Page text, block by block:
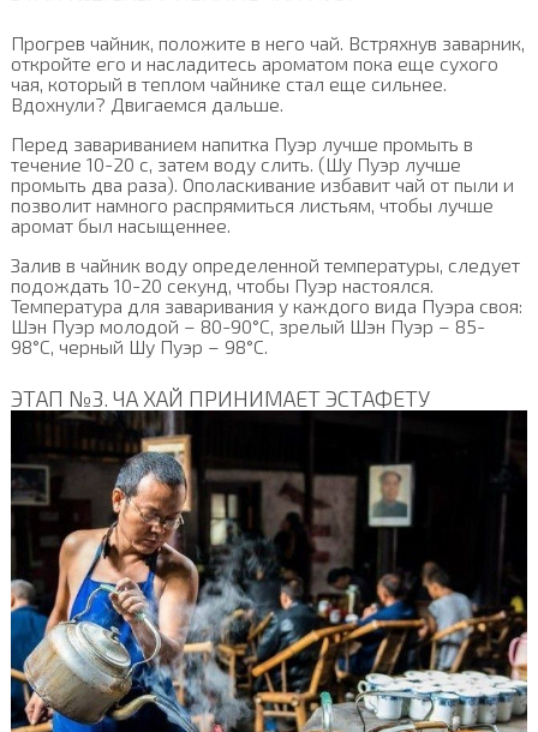
Прогрев чайник, положите в него чай. Встряхнув заварник,
откройте его и насладитесь ароматом пока еще сухого
чая, который в теплом чайнике стал еще сильнее.
Вдохнули? Двигаемся дальше.
Перед завариванием напитка Пуэр лучше промыть в
течение 10-20 с, затем воду слить. (Шу Пуэр лучше
промыть два раза). Ополаскивание избавит чай от пыли и
позволит намного распрямиться листьям, чтобы лучше
аромат был насыщеннее.
Залив в чайник воду определенной температуры, следует
подождать 10-20 секунд, чтобы Пуэр настоялся.
Температура для заваривания у каждого вида Пуэра своя:
Шэн Пуэр молодой – 80-90°C, зрелый Шэн Пуэр – 85-
98°C, черный Шу Пуэр – 98°C.
ЭТАП №3. ЧА ХАЙ ПРИНИМАЕТ ЭСТАФЕТУ